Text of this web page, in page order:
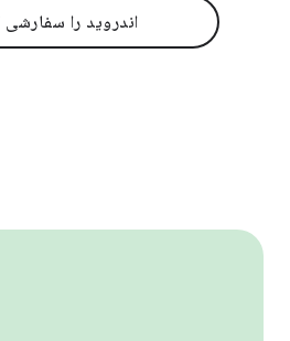
اندروید را سفارشی